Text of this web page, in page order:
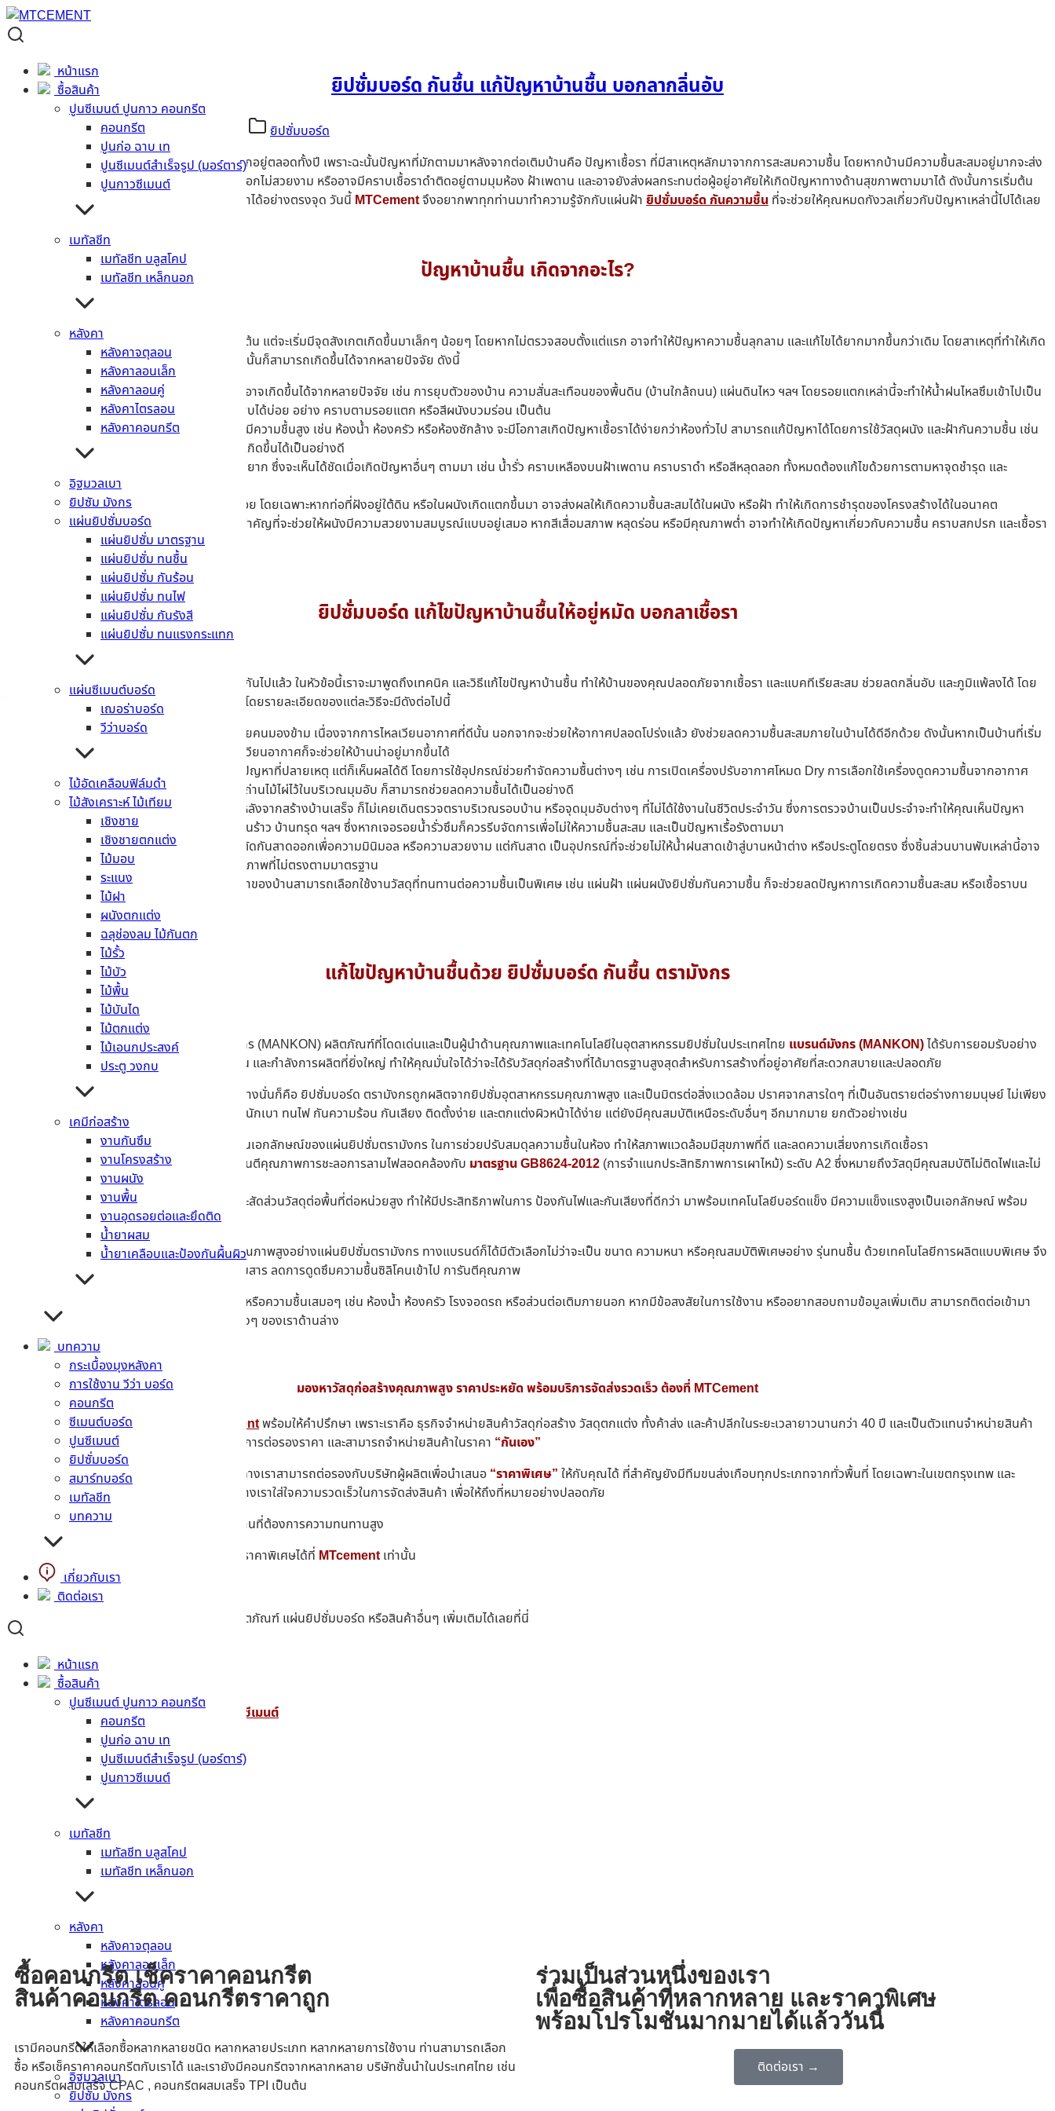
หน้าแรก
ซื้อสินค้า
ปูนซีเมนต์ ปูนกาว คอนกรีต
คอนกรีต
ปูนก่อ ฉาบ เท
ปูนซีเมนต์สำเร็จรูป (มอร์ตาร์)
ปูนกาวซีเมนต์
เมทัลชีท
เมทัลชีท บลูสโคป
เมทัลชีท เหล็กนอก
หลังคา
หลังคาจตุลอน
หลังคาลอนเล็ก
หลังคาลอนคู่
หลังคาไตรลอน
หลังคาคอนกรีต
อิฐมวลเบา
ยิปซัม มังกร
แผ่นยิปซั่มบอร์ด
แผ่นยิปซั่ม มาตรฐาน
แผ่นยิปซั่ม ทนชื้น
แผ่นยิปซั่ม กันร้อน
แผ่นยิปซั่ม ทนไฟ
แผ่นยิปซั่ม กันรังสี
แผ่นยิปซั่ม ทนแรงกระแทก
แผ่นซีเมนต์บอร์ด
เฌอร่าบอร์ด
วีว่าบอร์ด
ไม้อัดเคลือบฟิล์มดำ
ไม้สังเคราะห์ ไม้เทียม
เชิงชาย
เชิงชายตกแต่ง
ไม้มอบ
ระแนง
ไม้ฝา
ผนังตกแต่ง
ฉลุช่องลม ไม้กันตก
ไม้รั้ว
ไม้บัว
ไม้พื้น
ไม้บันได
ไม้ตกแต่ง
ไม้เอนกประสงค์
ประตู วงกบ
เคมีก่อสร้าง
งานกันซึม
งานโครงสร้าง
งานผนัง
งานพื้น
งานอุดรอยต่อและยึดติด
น้ำยาผสม
น้ำยาเคลือบและป้องกันผื้นผิว
บทความ
กระเบื้องมุงหลังคา
การใช้งาน วีว่า บอร์ด
คอนกรีต
ซีเมนต์บอร์ด
ปูนซีเมนต์
ยิปซั่มบอร์ด
สมาร์ทบอร์ด
เมทัลชีท
บทความ
เกี่ยวกับเรา
ติดต่อเรา
หน้าแรก
ซื้อสินค้า
ปูนซีเมนต์ ปูนกาว คอนกรีต
คอนกรีต
ปูนก่อ ฉาบ เท
ปูนซีเมนต์สำเร็จรูป (มอร์ตาร์)
ปูนกาวซีเมนต์
เมทัลชีท
เมทัลชีท บลูสโคป
เมทัลชีท เหล็กนอก
หลังคา
หลังคาจตุลอน
หลังคาลอนเล็ก
หลังคาลอนคู่
หลังคาไตรลอน
หลังคาคอนกรีต
อิฐมวลเบา
ยิปซัม มังกร
ยิปซั่มบอร์ด กันชื้น แก้ปัญหาบ้านชื้น บอกลากลิ่นอับ
27/01/2026 06/01/2026
ยิปซั่มบอร์ด
สำหรับสภาพอากาศในประเทศไทยนั้นจะมีฝนตกชุกอยู่ตลอดทั้งปี เพราะฉะนั้นปัญหาที่มักตามมาหลังจากต่อเติมบ้านคือ ปัญหาเชื้อรา ที่มีสาเหตุหลักมาจากการสะสมความชื้น โดยหากบ้านมีความชื้นสะสมอยู่มากจะส่ง
ผลให้เกิดกลิ่นอับ วอลเปเปอร์ หรือสีทาผนังบวมลอกไม่สวยงาม หรืออาจมีคราบเชื้อราดำติดอยู่ตามมุมห้อง ฝ้าเพดาน และอาจยังส่งผลกระทบต่อผู้อยู่อาศัยให้เกิดปัญหาทางด้านสุขภาพตามมาได้ ดังนั้นการเริ่มต้น
ด้วยวัสดุป้องกันเชื้อรา จึงเป็นทางออกที่แก้ปัญหาได้อย่างตรงจุด วันนี้ MTCementจึงอยากพาทุกท่านมาทำความรู้จักกับแผ่นฝ้า ยิปซั่มบอร์ด กันความชื้น ที่จะช่วยให้คุณหมดกังวลเกี่ยวกับปัญหาเหล่านี้ไปได้เลย
ปัญหาบ้านชื้น เกิดจากอะไร?
ปัญหาความชื้นนั้นอาจจะสังเกตได้ยากในช่วงเริ่มต้น แต่จะเริ่มมีจุดสังเกตเกิดขึ้นมาเล็กๆ น้อยๆ โดยหากไม่ตรวจสอบตั้งแต่แรก อาจทำให้ปัญหาความชื้นลุกลาม และแก้ไขได้ยากมากขึ้นกว่าเดิม โดยสาเหตุที่ทำให้เกิด
ปัญหาความชื้นภายในบ้าน หรือที่อยู่อาศัยของเรานั้นก็สามารถเกิดขึ้นได้จากหลายปัจจัย ดังนี้
รอยแตก/รอยร้าว– รอยแตก หรือรอยร้าวอาจเกิดขึ้นได้จากหลายปัจจัย เช่น การยุบตัวของบ้าน ความสั่นสะเทือนของพื้นดิน (บ้านใกล้ถนน) แผ่นดินไหว ฯลฯ โดยรอยแตกเหล่านี้จะทำให้น้ำฝนไหลซึมเข้าไปเป็น
ความชื้นสะสม ส่งผลให้เกิดปัญหาเชื้อราที่พบได้บ่อย อย่าง คราบตามรอยแตก หรือสีผนังบวมร่อน เป็นต้น
ผนังโดนน้ำเป็นประจำ– ผนังที่อยู่ในห้องที่มีความชื้นสูง เช่น ห้องน้ำ ห้องครัว หรือห้องซักล้าง จะมีโอกาสเกิดปัญหาเชื้อราได้ง่ายกว่าห้องทั่วไป สามารถแก้ปัญหาได้โดยการใช้วัสดุผนัง และฝ้ากันความชื้น เช่น
ยิปซั่มบอร์ด รุ่นทนชื้น ก็จะช่วยลดปัญหาที่เกิดขึ้นได้เป็นอย่างดี
– ปัญหาหลังคาอาจตรวจสอบได้ยาก ซึ่งจะเห็นได้ชัดเมื่อเกิดปัญหาอื่นๆ ตามมา เช่น น้ำรั่ว คราบเหลืองบนฝ้าเพดาน คราบราดำ หรือสีหลุดลอก ทั้งหมดต้องแก้ไขด้วยการตามหาจุดชำรุด และ
ออกแบบโครงสร้างกันซึมที่มีประสิทธิภาพ
ระบบปะปา– ท่อแตก เป็นปัญหาที่เจอได้บ่อย โดยเฉพาะหากท่อที่ฝังอยู่ใต้ดิน หรือในผนังเกิดแตกขึ้นมา อาจส่งผลให้เกิดความชื้นสะสมได้ในผนัง หรือฝ้า ทำให้เกิดการชำรุดของโครงสร้างได้ในอนาคต
สีเสื่อมสภาพ– สีหรือสารเคลือบ เป็นส่วนสำคัญที่จะช่วยให้ผนังมีความสวยงามสมบูรณ์แบบอยู่เสมอ หากสีเสื่อมสภาพ หลุดร่อน หรือมีคุณภาพต่ำ อาจทำให้เกิดปัญหาเกี่ยวกับความชื้น คราบสกปรก และเชื้อรา
ที่แก้ได้ยากตามมา
ยิปซั่มบอร์ด แก้ไขปัญหาบ้านชื้นให้อยู่หมัด บอกลาเชื้อรา
หลังจากทราบสาเหตุของปัญหาความชื้นเบื้องต้นกันไปแล้ว ในหัวข้อนี้เราจะมาพูดถึงเทคนิค และวิธีแก้ไขปัญหาบ้านชื้น ทำให้บ้านของคุณปลอดภัยจากเชื้อรา และแบคทีเรียสะสม ช่วยลดกลิ่นอับ และภูมิแพ้ลงได้ โดย
วิธีการ 5 ข้อเหล่านี้เป็นวิธีที่ง่าย แต่ให้ผลลัพธ์ที่ดี โดยรายละเอียดของแต่ละวิธีจะมีดังต่อไปนี้
เปิดหน้าต่าง/ประตู– เป็นเรื่องง่ายๆ ที่หลายคนมองข้าม เนื่องจากการไหลเวียนอากาศที่ดีนั้น นอกจากจะช่วยให้อากาศปลอดโปร่งแล้ว ยังช่วยลดความชื้นสะสมภายในบ้านได้ดีอีกด้วย ดังนั้นหากเป็นบ้านที่เริ่ม
ออกแบบ การคำนวณช่องลม หรือการไหลเวียนอากาศก็จะช่วยให้บ้านน่าอยู่มากขึ้นได้
– แม้จะเป็นการแก้ปัญหาที่ปลายเหตุ แต่ก็เห็นผลได้ดี โดยการใช้อุปกรณ์ช่วยกำจัดความชื้นต่างๆ เช่น การเปิดเครื่องปรับอากาศโหมด Dry การเลือกใช้เครื่องดูดความชื้นจากอากาศ
หรือวิธีการง่ายๆ เช่น การวางข้าวสาร หรือถ่านไม้ไผ่ไว้ในบริเวณมุมอับ ก็สามารถช่วยลดความชื้นได้เป็นอย่างดี
ตรวจสอบบ้านอย่างสม่ำเสมอ
– หลายคนหลังจากสร้างบ้านเสร็จ ก็ไม่เคยเดินตรวจตราบริเวณรอบบ้าน หรือจุดมุมอับต่างๆ ที่ไม่ได้ใช้งานในชีวิตประจำวัน ซึ่งการตรวจบ้านเป็นประจำจะทำให้คุณเห็นปัญหา
ต่างๆ ได้ตั้งแต่เริ่มต้น เช่น ปัญหารั่วซึม บ้านร้าว บ้านทรุด ฯลฯ ซึ่งหากเจอรอยน้ำรั่วซึมก็ควรรีบจัดการเพื่อไม่ให้ความชื้นสะสม และเป็นปัญหาเรื้อรังตามมา
ติดตั้งกันสาด– บ้านสไตล์ใหม่ๆ อาจเลือกตัดกันสาดออกเพื่อความมินิมอล หรือความสวยงาม แต่กันสาด เป็นอุปกรณ์ที่จะช่วยไม่ให้น้ำฝนสาดเข้าสู่บานหน้าต่าง หรือประตูโดยตรง ซึ่งชิ้นส่วนบานพับเหล่านี้อาจ
ชำรุดได้ง่าย หรือเกิดการรั่วซึมได้หากมีคุณภาพที่ไม่ตรงตามมาตรฐาน
ใช้วัสดุกันความชื้น– ตั้งแต่เริ่มก่อสร้าง เจ้าของบ้านสามารถเลือกใช้งานวัสดุที่ทนทานต่อความชื้นเป็นพิเศษ เช่น แผ่นฝ้า แผ่นผนังยิปซั่มกันความชื้น ก็จะช่วยลดปัญหาการเกิดความชื้นสะสม หรือเชื้อราบน
ผนังได้ในระยะยาว
แก้ไขปัญหาบ้านชื้นด้วย ยิปซั่มบอร์ด กันชื้น ตรามังกร
ขอแนะนำ แผ่นยิปซั่มบอร์ดตรามังกร (MANKON) ผลิตภัณฑ์ที่โดดเด่นและเป็นผู้นำด้านคุณภาพและเทคโนโลยีในอุตสาหกรรมยิปซั่มในประเทศไทย แบรนด์มังกร (MANKON)ได้รับการยอมรับอย่าง
สูงในด้านคุณภาพผลิตภัณฑ์ เทคโนโลยีการใช้งาน และกำลังการผลิตที่ยิ่งใหญ่ ทำให้คุณมั่นใจได้ว่าจะได้รับวัสดุก่อสร้างที่ได้มาตรฐานสูงสุดสำหรับการสร้างที่อยู่อาศัยที่สะดวกสบายและปลอดภัย
โดยคุณสมบัติพิเศษที่ทำให้ยิปซั่มตรามังกรแตกต่างนั่นก็คือ ยิปซั่มบอร์ด ตรามังกรถูกผลิตจากยิปซั่มอุตสาหกรรมคุณภาพสูง และเป็นมิตรต่อสิ่งแวดล้อม ปราศจากสารใดๆ ที่เป็นอันตรายต่อร่างกายมนุษย์ ไม่เพียง
แต่มีคุณสมบัติพื้นฐานที่ทุกคนรู้จักกันดี เช่น น้ำหนักเบา ทนไฟ กันความร้อน กันเสียง ติดตั้งง่าย และตกแต่งผิวหน้าได้ง่าย แต่ยังมีคุณสมบัติเหนือระดับอื่นๆ อีกมากมาย ยกตัวอย่างเช่น
ควบคุมคุณภาพอากาศ – เป็นฟังก์ชันที่เป็นเอกลักษณ์ของแผ่นยิปซั่มตรามังกร ในการช่วยปรับสมดุลความชื้นในห้อง ทำให้สภาพแวดล้อมมีสุขภาพที่ดี และลดความเสี่ยงการเกิดเชื้อรา
ระดับความปลอดภัยสูงสุด
– ตัวบอร์ดการันตีคุณภาพการชะลอการลามไฟสอดคล้องกับ มาตรฐาน GB8624-2012 (การจำแนกประสิทธิภาพการเผาไหม้) ระดับ A2 ซึ่งหมายถึงวัสดุมีคุณสมบัติไม่ติดไฟและไม่
ความหนาแน่นสูง– มีความหนาแน่นสูงและสัดส่วนวัสดุต่อพื้นที่ต่อหน่วยสูง ทำให้มีประสิทธิภาพในการ ป้องกันไฟและกันเสียงที่ดีกว่า มาพร้อมเทคโนโลยีบอร์ดแข็ง มีความแข็งแรงสูงเป็นเอกลักษณ์ พร้อม
ด้วยความยืดหยุ่นที่ดีเยี่ยม
สุดท้ายนี้สำหรับใครที่กำลังมองหาวัสดุก่อสร้างคุณภาพสูงอย่างแผ่นยิปซั่มตรามังกร ทางแบรนด์ก็ได้มีตัวเลือกไม่ว่าจะเป็น ขนาด ความหนา หรือคุณสมบัติพิเศษอย่าง รุ่นทนชื้น ด้วยเทคโนโลยีการผลิตแบบพิเศษ จึง
มีคุณสมบัติดูดซึมนํ้าได้น้อยกว่า 5% โดยการผสมสาร ลดการดูดซึมความชื้นซิลิโคนเข้าไป การันตีคุณภาพ
เหมาะอย่างมากกับการนำไปใช้ในงานที่อยู่ใกล้น้ำ หรือความชื้นเสมอๆ เช่น ห้องน้ำ ห้องครัว โรงจอดรถ หรือส่วนต่อเติมภายนอก หากมีข้อสงสัยในการใช้งาน หรืออยากสอบถามข้อมูลเพิ่มเติม สามารถติดต่อเข้ามา
เพื่อสอบถามได้เลยตามรายละเอียดช่องติดต่อต่างๆ ของเราด้านล่าง
มองหาวัสดุก่อสร้างคุณภาพสูง ราคาประหยัด พร้อมบริการจัดส่งรวดเร็ว ต้องที่ MTCement
หากท่านใดที่ต้องการคำแนะนำเพิ่มเติม
MTcementพร้อมให้คำปรึกษา เพราะเราคือ ธุรกิจจำหน่ายสินค้าวัสดุก่อสร้าง วัสดุตกแต่ง ทั้งค้าส่ง และค้าปลีกในระยะเวลายาวนานกว่า 40 ปี และเป็นตัวแทนจำหน่ายสินค้า
จากผู้ผลิตชั้นนำหลายแห่ง จึงทำให้เรามีอำนาจในการต่อรองราคา และสามารถจำหน่ายสินค้าในราคา “กันเอง”
ถ้าลูกค้าท่านใดต้องการใช้สินค้าเป็นจำนวนมาก ทางเราสามารถต่อรองกับบริษัทผู้ผลิตเพื่อนำเสนอ “ราคาพิเศษ” ให้กับคุณได้ ที่สำคัญยังมีทีมขนส่งเกือบทุกประเภทจากทั่วพื้นที่ โดยเฉพาะในเขตกรุงเทพ และ
ปริมณฑล เพื่อให้ได้รับการบริการที่ทั่วถึง เพราะทางเราใส่ใจความรวดเร็วในการจัดส่งสินค้า เพื่อให้ถึงที่หมายอย่างปลอดภัย
เราขอแนะนำยิปซั่มกันชื้น ราคาดี
เหมาะสำหรับงานที่ต้องการความทนทานสูง
สอบถามราคา กระเบื้องมุงหลังคา พร้อมหาซื้อในราคาพิเศษได้ที่ MTcementเท่านั้น
ติดต่อสอบถามข้อมูล และข้อสงสัยต่างๆ เรื่องผลิตภัณฑ์ แผ่นยิปซั่มบอร์ด หรือสินค้าอื่นๆ เพิ่มเติมได้เลยที่นี่
Tel : 088 – 554 – 1555
Facebook : คอนกรีตผสมเสร็จ โดย เมืองไทยซีเมนต์
E-mail : info@mtcement.com
Admin BMF
ซื้อคอนกรีต เช็คราคาคอนกรีต
สินค้าคอนกรีต คอนกรีตราคาถูก
เรามีคอนกรีตให้เลือกซื้อหลากหลายชนิด หลากหลายประเภท หลากหลายการใช้งาน ท่านสามารถเลือก
ซื้อ หรือเช็คราคาคอนกรีตกับเราได้ และเรายังมีคอนกรีตจากหลากหลาย บริษัทชั้นนำในประเทศไทย เช่น
คอนกรีตผสมเสร็จ CPAC , คอนกรีตผสมเสร็จ TPI เป็นต้น
ร่วมเป็นส่วนหนึ่งของเรา
เพื่อซื้อสินค้าที่หลากหลาย และราคาพิเศษ
พร้อมโปรโมชั่นมากมายได้แล้ววันนี้
ติดต่อเรา →